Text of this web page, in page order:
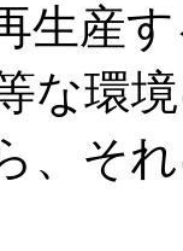
生産
な環
、そ